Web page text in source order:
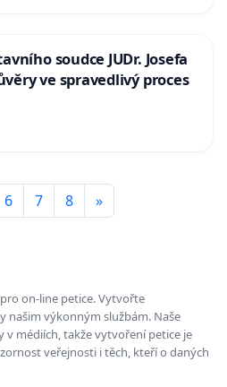
soudce JUDr. Josefa
ve spravedlivý proces
6 7 8 »
on-line petice. Vytvořte
našim výkonným službám. Naše
v médiích, takže vytvoření petice je
veřejnosti i těch, kteří o daných